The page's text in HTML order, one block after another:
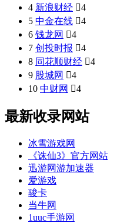
4 新浪财经 4
5 中金在线 4
6 钱龙网 4
7 创投时报 4
8 同花顺财经 4
9 股城网 4
10 中财网 4
最新收录网站
冰雪游戏网
《诛仙3》官方网站
迅游网游加速器
爱游戏
骏卡
当牛网
1uuc手游网